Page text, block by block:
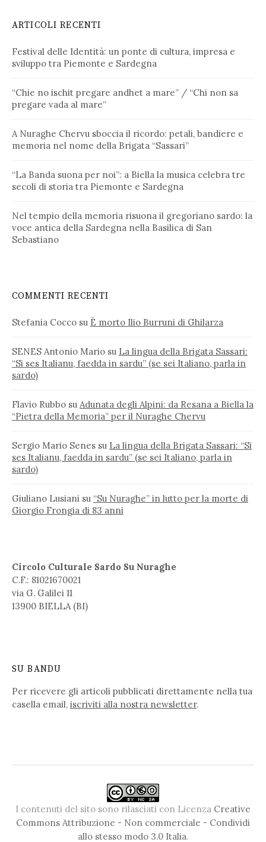
ARTICOLI RECENTI
Festival delle Identità: un ponte di cultura, impresa e
sviluppo tra Piemonte e Sardegna
“Chie no ischit pregare andhet a mare” / “Chi non sa
pregare vada al mare”
A Nuraghe Chervu sboccia il ricordo: petali, bandiere e
memoria nel nome della Brigata “Sassari”
“La Banda suona per noi”: a Biella la musica celebra tre
secoli di storia tra Piemonte e Sardegna
Nel tempio della memoria risuona il gregoriano sardo: la
voce antica della Sardegna nella Basilica di San
Sebastiano
COMMENTI RECENTI
Stefania Cocco su È morto Ilio Burruni di Ghilarza
SENES Antonio Mario su La lingua della Brigata Sassari:
“Si ses Italianu, faedda in sardu” (se sei Italiano, parla in
sardo)
Flavio Rubbo su Adunata degli Alpini: da Resana a Biella la
“Pietra della Memoria” per il Nuraghe Chervu
Sergio Mario Senes su La lingua della Brigata Sassari: “Si
ses Italianu, faedda in sardu” (se sei Italiano, parla in
sardo)
Giuliano Lusiani su “Su Nuraghe” in lutto per la morte di
Giorgio Frongia di 83 anni
Circolo Culturale Sardo Su Nuraghe
C.F.: 81021670021
via G. Galilei 11
13900 BIELLA (BI)
SU BANDU
Per ricevere gli articoli pubblicati direttamente nella tua
casella email, iscriviti alla nostra newsletter.
I contenuti del sito sono rilasciati con Licenza Creative
Commons Attribuzione - Non commerciale - Condividi
allo stesso modo 3.0 Italia.